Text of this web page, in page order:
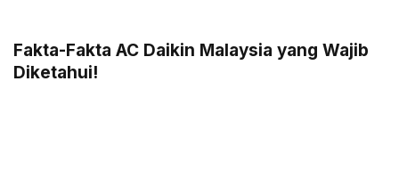
Fakta-Fakta AC Daikin Malaysia yang Wajib
Diketahui!